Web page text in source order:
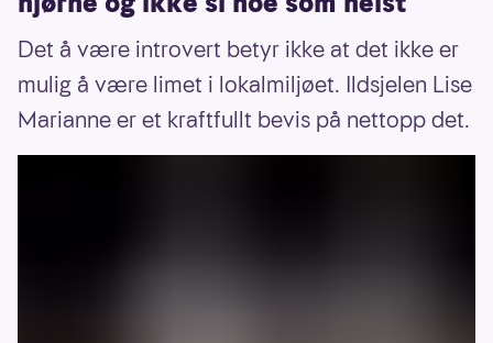
Det å være introvert betyr ikke at det ikke er
mulig å være limet i lokalmiljøet. Ildsjelen Lise
Marianne er et kraftfullt bevis på nettopp det.